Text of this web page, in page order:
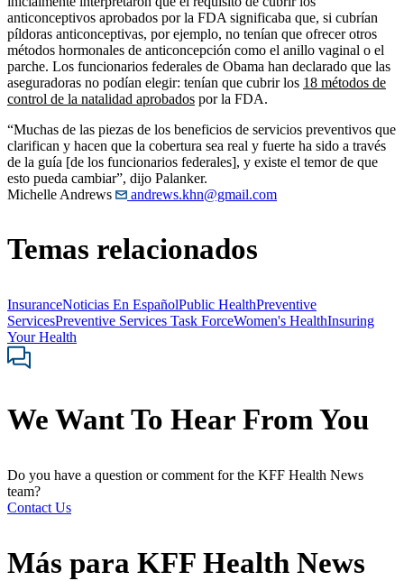
anticonceptivos aprobados por la FDA significaba que, si cubrían
píldoras anticonceptivas, por ejemplo, no tenían que ofrecer otros
métodos hormonales de anticoncepción como el anillo vaginal o el
parche. Los funcionarios federales de Obama han declarado que las
aseguradoras no podían elegir: tenían que cubrir los 18 métodos de
control de la natalidad aprobados por la FDA.
“Muchas de las piezas de los beneficios de servicios preventivos que
clarifican y hacen que la cobertura sea real y fuerte ha sido a través
de la guía [de los funcionarios federales], y existe el temor de que
esto pueda cambiar”, dijo Palanker.
Michelle Andrews
andrews.khn@gmail.com
Temas relacionados
InsuranceNoticias En EspañolPublic HealthPreventive
ServicesPreventive Services Task ForceWomen's HealthInsuring
Your Health
We Want To Hear From You
Do you have a question or comment for the KFF Health News
team?
Contact Us
Más para KFF Health News